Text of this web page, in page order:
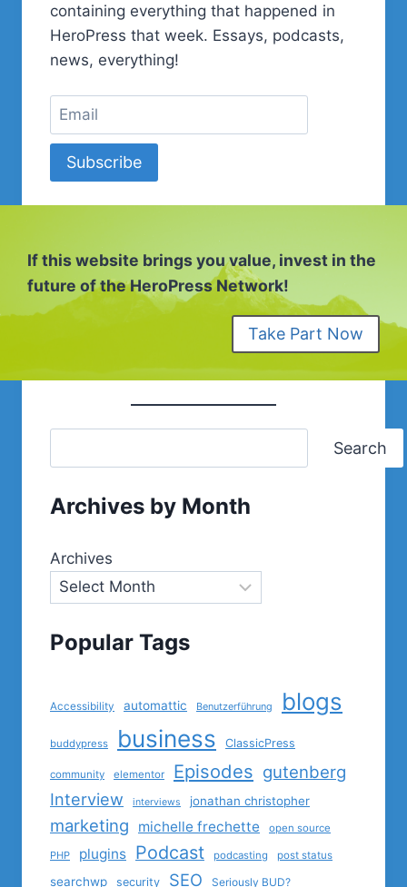
DEINER
WEBSEITE
KUNDEN?
containing everything that happened in
HeroPress that week. Essays, podcasts,
news, everything!
Subscribe
If this website brings you value, invest in the
future of the HeroPress Network!
Take Part Now
Search
Archives by Month
Archives
Popular Tags
Accessibility automattic Benutzerführung blogs
buddypress business ClassicPress
community elementor Episodes gutenberg
Interview
interviews jonathan christopher
marketing michelle frechette open source
PHP plugins Podcast podcasting post status
searchwp security SEO Seriously BUD?